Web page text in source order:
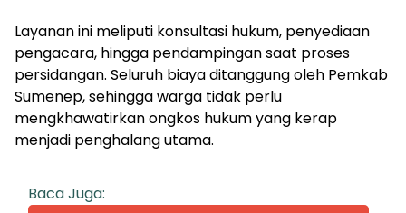
Layanan ini meliputi konsultasi hukum, penyediaan
pengacara, hingga pendampingan saat proses
persidangan. Seluruh biaya ditanggung oleh Pemkab
Sumenep, sehingga warga tidak perlu
mengkhawatirkan ongkos hukum yang kerap
menjadi penghalang utama.
Baca Juga: